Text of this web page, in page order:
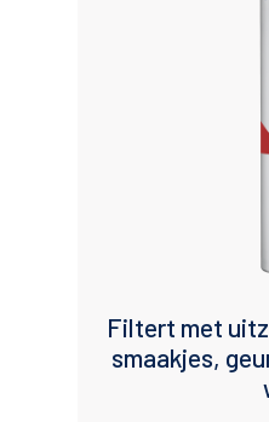
Filtert met
smaakjes,